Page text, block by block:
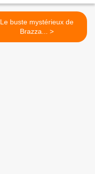
Le buste mystérieux de
Brazza... >